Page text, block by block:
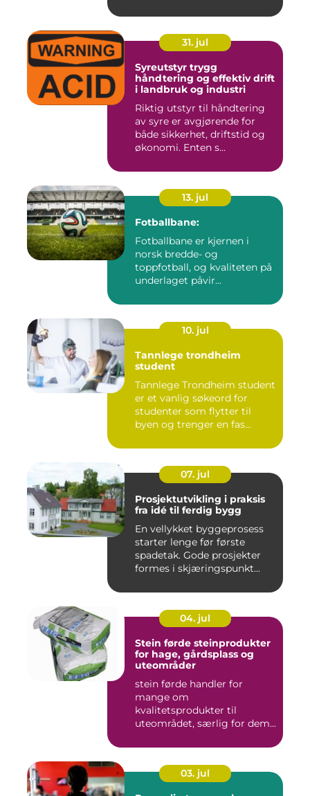
31. jul
Syreutstyr trygg
håndtering og effektiv drift
i landbruk og industri
Riktig utstyr til håndtering
av syre er avgjørende for
både sikkerhet, driftstid og
økonomi. Enten s...
13. jul
Fotballbane:
Fotballbane er kjernen i
norsk bredde- og
toppfotball, og kvaliteten på
underlaget påvir...
10. jul
Tannlege trondheim
student
Tannlege Trondheim student
er et vanlig søkeord for
studenter som flytter til
byen og trenger en fas...
07. jul
Prosjektutvikling i praksis
fra idé til ferdig bygg
En vellykket byggeprosess
starter lenge før første
spadetak. Gode prosjekter
formes i skjæringspunkt...
04. jul
Stein førde steinprodukter
for hage, gårdsplass og
uteområder
stein førde handler for
mange om
kvalitetsprodukter til
uteområdet, særlig for dem
03. jul